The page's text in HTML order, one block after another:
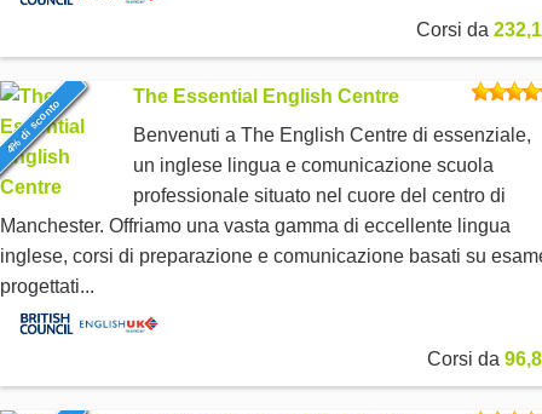
Corsi da
4% di sconto
The Essential English Centre
Benvenuti a The English Centre di essenziale,
un inglese lingua e comunicazione scuola
professionale situato nel cuore del centro di
Manchester. Offriamo una vasta gamma di eccellente lingua
inglese, corsi di preparazione e comunicazione basati su
progettati...
Corsi da